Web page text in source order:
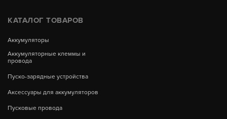
КАТАЛОГ ТОВАРОВ
Аккумуляторы
Аккумуляторные клеммы и
провода
Пуско-зарядные устройства
Аксессуары для аккумуляторов
Пусковые провода